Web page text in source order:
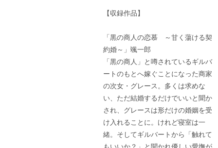
【収録作品】
「黒の商人の恋慕 ～甘く蕩ける契
約婚～」颯一郎
「黒の商人」と噂されているギルバ
ートのもとへ嫁ぐことになった商家
の次女・グレース。多くは求めな
い、ただ結婚するだけでいいと聞か
され、グレースは形だけの婚姻を受
け入れることに。けれど寝室は一
緒。そしてギルバートから「触れて
もいいか？」と聞かれ優しい愛撫が